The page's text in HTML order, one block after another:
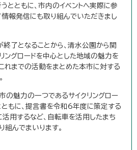
とともに、市内のイベントへ実際に参
報発信にも取り組んでいただきまし
了となることから、清水公園から関
ングロードを中心とした地域の魅力を
れまでの活動をまとめた本市に対する
の魅力の一つであるサイクリングロー
もに、提言書を令和6年度に策定する
活用するなど、自転車を活用したまち
組んでまいります。